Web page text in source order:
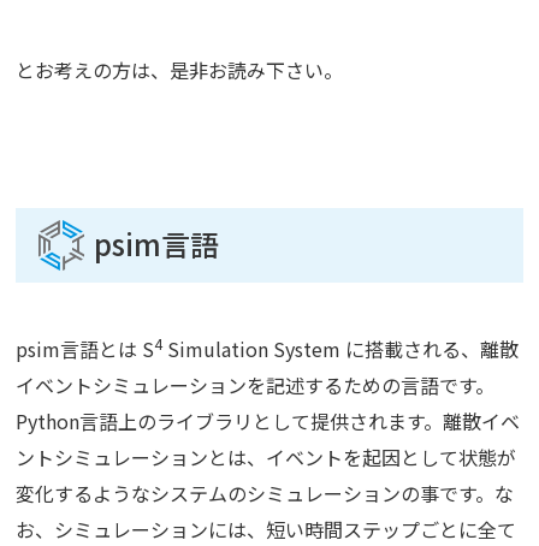
とお考えの方は、是非お読み下さい。
psim言語
psim言語とは S4Simulation System に搭載される、離散
イベントシミュレーションを記述するための言語です。
Python言語上のライブラリとして提供されます。離散イベ
ントシミュレーションとは、イベントを起因として状態が
変化するようなシステムのシミュレーションの事です。な
お、シミュレーションには、短い時間ステップごとに全て